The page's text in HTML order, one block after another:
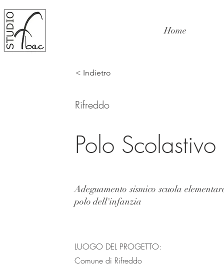
Home
< Indietro
Rifreddo
Polo Scolastivo
Adeguamento sismico scuola
polo dell'infanzia
LUOGO DEL PROGETTO:
Comune di Rifreddo